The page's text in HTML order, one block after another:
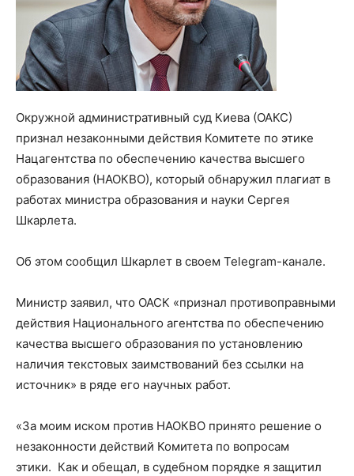
Окружной административный суд Киева (ОАКС)
признал незаконными действия Комитете по этике
Нацагентства по обеспечению качества высшего
образования (НАОКВО), который обнаружил плагиат в
работах министра образования и науки Сергея
Шкарлета.
Об этом сообщил Шкарлет в своем Telegram-канале.
Министр заявил, что ОАСК «признал противоправными
действия Национального агентства по обеспечению
качества высшего образования по установлению
наличия текстовых заимствований без ссылки на
источник» в ряде его научных работ.
«За моим иском против НАОКВО принято решение о
незаконности действий Комитета по вопросам
этики. Как и обещал, в судебном порядке я защитил